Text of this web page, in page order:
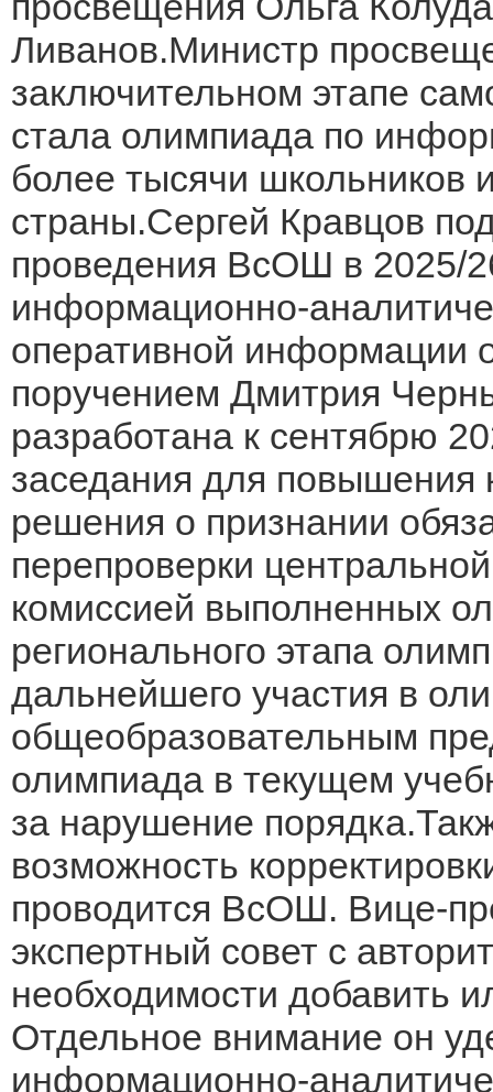
Ливанов.Министр
заключительном этапе
стала олимпиада по
более тысячи школьников
страны.Сергей Кравцов
проведения ВсОШ в 2025/
информационно-
оперативной информации
поручением Дмитрия
разработана к сентябрю
заседания для повышения
решения о признании
перепроверки
комиссией выполненных
регионального этапа
дальнейшего участия в
общеобразовательным
олимпиада в текущем
за нарушение
возможность
проводится ВсОШ. Вице-
экспертный совет с
необходимости добавить
Отдельное внимание он
информационно-